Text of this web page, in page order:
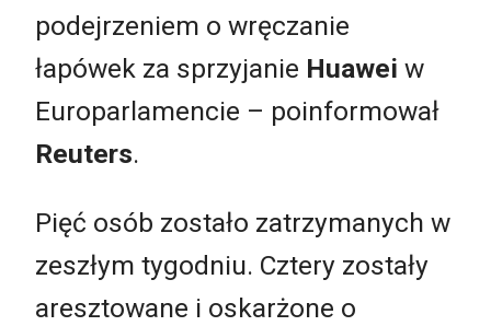
podejrzeniem o wręczanie
łapówek za sprzyjanie Huawei w
Europarlamencie – poinformował
Reuters.
Pięć osób zostało zatrzymanych w
zeszłym tygodniu. Cztery zostały
aresztowane i oskarżone o